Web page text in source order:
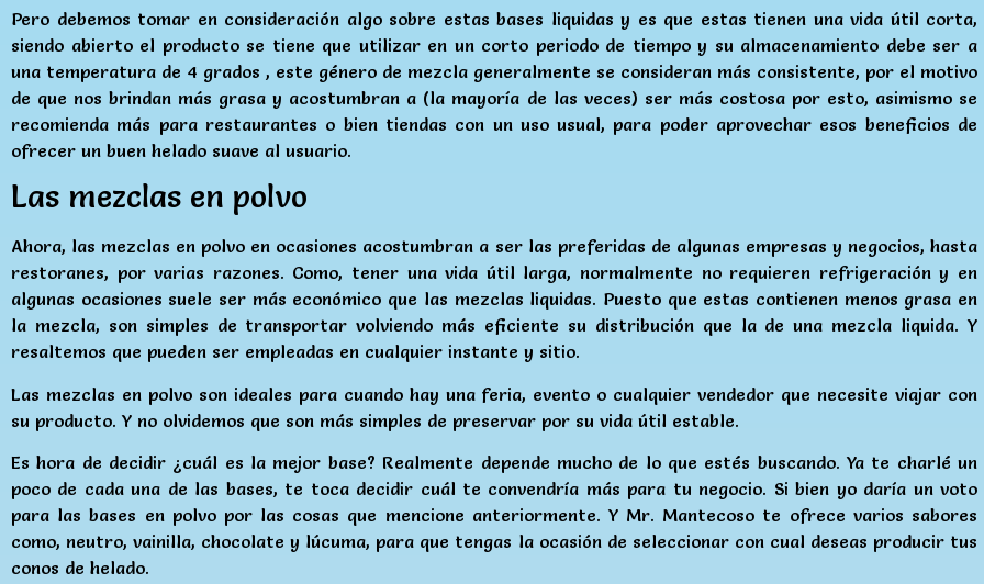
Pero debemos tomar en consideración algo sobre estas bases liquidas y es que estas tienen una vida útil corta,
siendo abierto el producto se tiene que utilizar en un corto periodo de tiempo y su almacenamiento debe ser a
una temperatura de 4 grados , este género de mezcla generalmente se consideran más consistente, por el motivo
de que nos brindan más grasa y acostumbran a (la mayoría de las veces) ser más costosa por esto, asimismo se
recomienda más para restaurantes o bien tiendas con un uso usual, para poder aprovechar esos beneficios de
ofrecer un buen helado suave al usuario.
Las mezclas en polvo
Ahora, las mezclas en polvo en ocasiones acostumbran a ser las preferidas de algunas empresas y negocios, hasta
restoranes, por varias razones. Como, tener una vida útil larga, normalmente no requieren refrigeración y en
algunas ocasiones suele ser más económico que las mezclas liquidas. Puesto que estas contienen menos grasa en
la mezcla, son simples de transportar volviendo más eficiente su distribución que la de una mezcla liquida. Y
resaltemos que pueden ser empleadas en cualquier instante y sitio.
Las mezclas en polvo son ideales para cuando hay una feria, evento o cualquier vendedor que necesite viajar con
su producto. Y no olvidemos que son más simples de preservar por su vida útil estable.
Es hora de decidir ¿cuál es la mejor base? Realmente depende mucho de lo que estés buscando. Ya te charlé un
poco de cada una de las bases, te toca decidir cuál te convendría más para tu negocio. Si bien yo daría un voto
para las bases en polvo por las cosas que mencione anteriormente. Y Mr. Mantecoso te ofrece varios sabores
como, neutro, vainilla, chocolate y lúcuma, para que tengas la ocasión de seleccionar con cual deseas producir tus
conos de helado.